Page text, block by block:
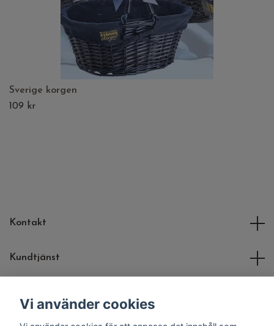
Sverige korgen
109 kr
Kontakt
Kundtjänst
Vi använder cookies